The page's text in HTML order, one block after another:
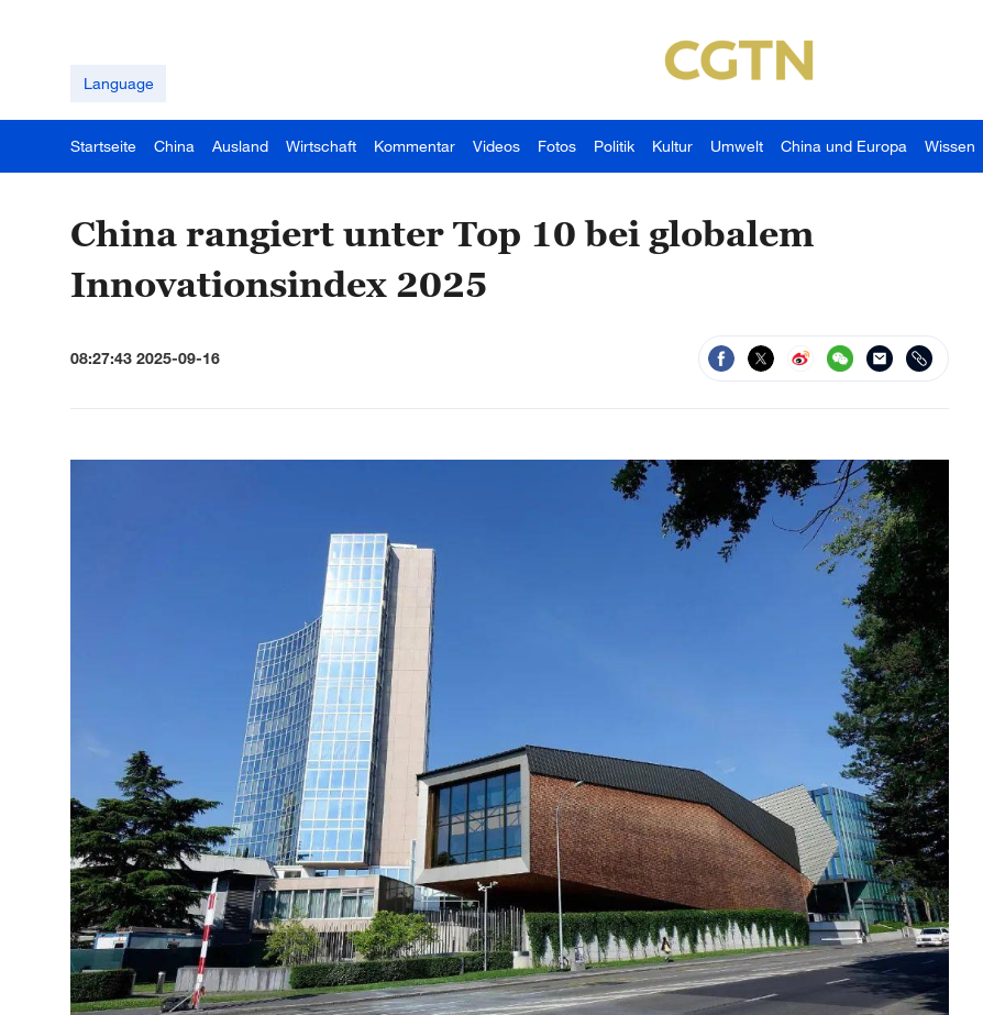
Language
Startseite China Ausland Wirtschaft Kommentar Videos Fotos Politik Kultur Umwelt China und Europa Wissen
China rangiert unter Top 10 bei globalem
Innovationsindex 2025
08:27:43 2025-09-16